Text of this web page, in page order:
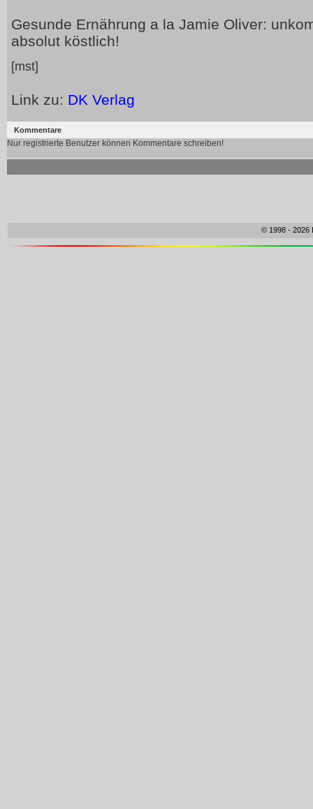
Gesunde Ernährung a la Jamie Oliver:
absolut köstlich!
[mst]
Link zu: DK Verlag
Kommentare
Nur registrierte Benutzer können Kommentare schreiben!
© 1998 -